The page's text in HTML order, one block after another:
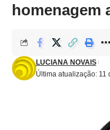
homenagem
Última atualização: 11
LUCIANA NOVAIS